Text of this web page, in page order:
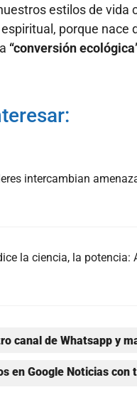
estilos de
porque
“conversión
intercambian
la ciencia, la potencia:
canal de Whatsapp y
en Google Noticias con